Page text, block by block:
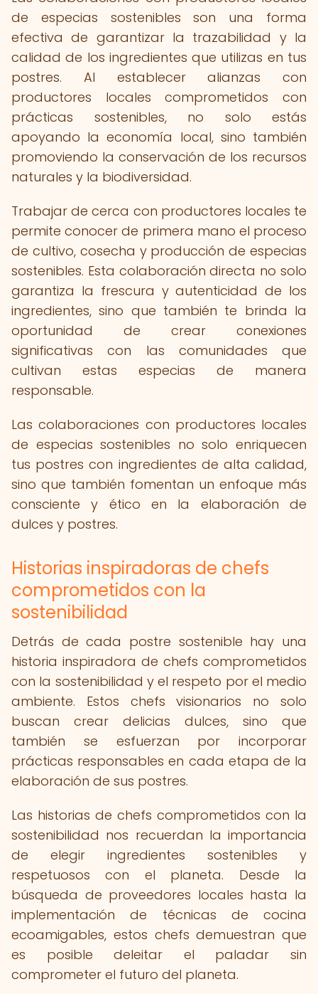
de especias sostenibles son una forma
efectiva de garantizar la trazabilidad y la
calidad de los ingredientes que utilizas en tus
postres. Al establecer alianzas con
productores locales comprometidos con
prácticas sostenibles, no solo estás
apoyando la economía local, sino también
promoviendo la conservación de los recursos
naturales y la biodiversidad.
Trabajar de cerca con productores locales te
permite conocer de primera mano el proceso
de cultivo, cosecha y producción de especias
sostenibles. Esta colaboración directa no solo
garantiza la frescura y autenticidad de los
ingredientes, sino que también te brinda la
oportunidad de crear conexiones
significativas con las comunidades que
cultivan estas especias de manera
responsable.
Las colaboraciones con productores locales
de especias sostenibles no solo enriquecen
tus postres con ingredientes de alta calidad,
sino que también fomentan un enfoque más
consciente y ético en la elaboración de
dulces y postres.
Historias inspiradoras de chefs
comprometidos con la
sostenibilidad
Detrás de cada postre sostenible hay una
historia inspiradora de chefs comprometidos
con la sostenibilidad y el respeto por el medio
ambiente. Estos chefs visionarios no solo
buscan crear delicias dulces, sino que
también se esfuerzan por incorporar
prácticas responsables en cada etapa de la
elaboración de sus postres.
Las historias de chefs comprometidos con la
sostenibilidad nos recuerdan la importancia
de elegir ingredientes sostenibles y
respetuosos con el planeta. Desde la
búsqueda de proveedores locales hasta la
implementación de técnicas de cocina
ecoamigables, estos chefs demuestran que
es posible deleitar el paladar sin
comprometer el futuro del planeta.